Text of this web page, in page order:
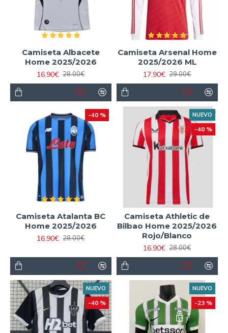
Camiseta Albacete
Home 2025/2026
16.90€ 28.00€
Camiseta Arsenal Home
2025/2026 ML
17.90€ 29.00€
-40 %
Camiseta Atalanta BC
Home 2025/2026
16.90€ 28.00€
NUEVO
-40 %
Camiseta Athletic de
Bilbao Home 2025/2026
Rojo/Blanco
16.90€ 28.00€
NUEVO
-40 %
NUEVO
-23 %